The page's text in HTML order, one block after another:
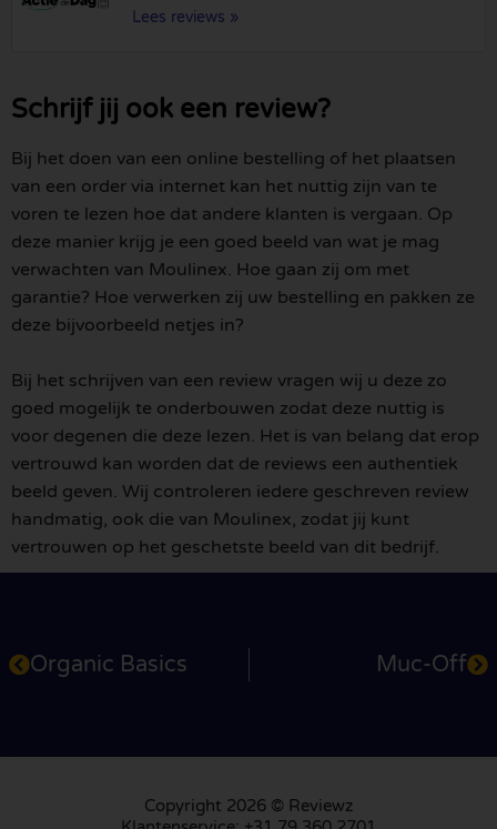
Lees reviews »
Schrijf jij ook een review?
Bij het doen van een online bestelling of het plaatsen
van een order via internet kan het nuttig zijn van te
voren te lezen hoe dat andere klanten is vergaan. Op
deze manier krijg je een goed beeld van wat je mag
verwachten van Moulinex. Hoe gaan zij om met
garantie? Hoe verwerken zij uw bestelling en pakken ze
deze bijvoorbeeld netjes in?
Bij het schrijven van een review vragen wij u deze zo
goed mogelijk te onderbouwen zodat deze nuttig is
voor degenen die deze lezen. Het is van belang dat erop
vertrouwd kan worden dat de reviews een authentiek
beeld geven. Wij controleren iedere geschreven review
handmatig, ook die van Moulinex, zodat jij kunt
vertrouwen op het geschetste beeld van dit bedrijf.
Organic Basics Muc-Off
Copyright 2026 © Reviewz